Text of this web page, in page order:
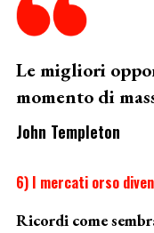
Le migliori
momento di
John Templeton
6) I mercati orso
Ricordi come